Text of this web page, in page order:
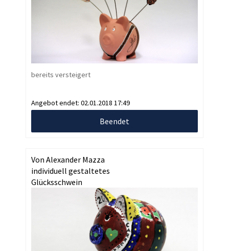
bereits versteigert
Angebot endet: 02.01.2018 17:49
Beendet
Von Alexander Mazza
individuell gestaltetes
Glücksschwein